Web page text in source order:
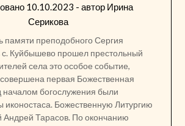
10.10.2023 - автор Ирина
Серикова
памяти преподобного Сергия
с. Куйбышево прошел престольный
села это особое событие,
первая Божественная
началом богослужения были
Божественную Литургию
Андрей Тарасов. По окончанию